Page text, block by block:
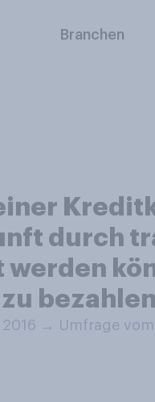
Branchen
durch
→ Umfrage